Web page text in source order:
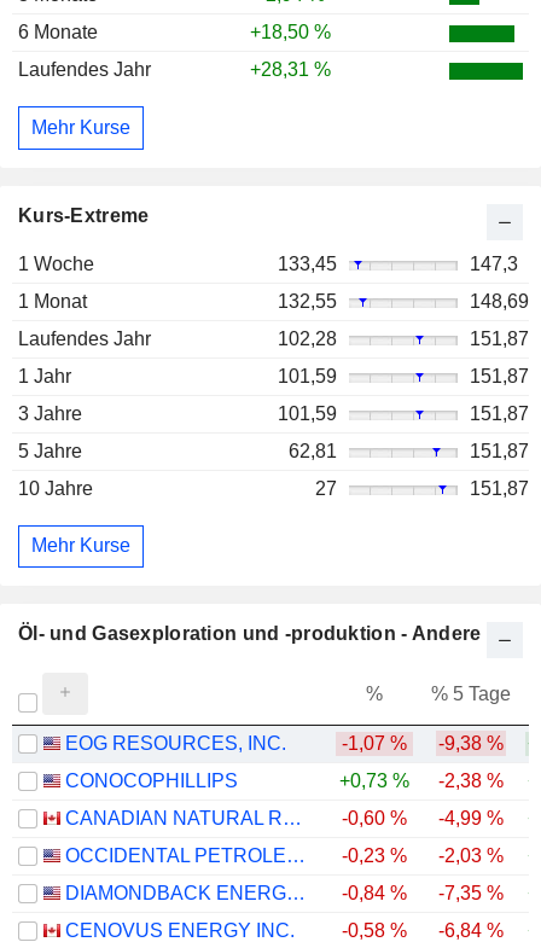
6 Monate
+18,50 %
Laufendes Jahr
+28,31 %
Mehr Kurse
Kurs-Extreme
1 Woche 133,45
147,3
1 Monat
132,55
148,69
Laufendes Jahr
102,28
151,87
1 Jahr
101,59
151,87
3 Jahre
101,59
151,87
5 Jahre
62,81
151,87
10 Jahre
27 151,87
Mehr Kurse
Öl- und Gasexploration und -produktion - Andere
% % 5 Tage
EOG RESOURCES, INC. -1,07 % -9,38 %
CONOCOPHILLIPS
+0,73 % -2,38 %
CANADIAN NATURAL RESOURCES LIMITED
-0,60 % -4,99 %
OCCIDENTAL PETROLEUM CORPORATION
-0,23 % -2,03 %
DIAMONDBACK ENERGY, INC.
-0,84 % -7,35 %
CENOVUS ENERGY INC.
-0,58 % -6,84 %